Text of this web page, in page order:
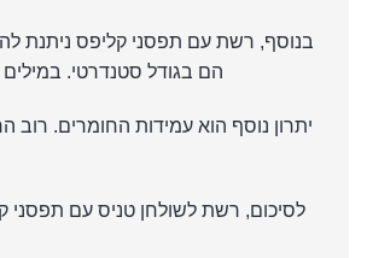
בנוסף, רשת עם תפסני קליפס ניתנת
הם בגודל סטנדרטי.
יתרון נוסף הוא עמידות החומרים.
לסיכום, רשת לשולחן טניס עם תפסני